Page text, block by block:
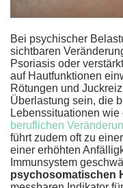
Bei psychischer
sichtbaren
Psoriasis oder
auf Hautfunktionen
Rötungen und
Überlastung sein, die
Lebenssituationen wie
beruflichen
führt zudem oft zu
einer erhöhten
Immunsystem
psychosomatischen